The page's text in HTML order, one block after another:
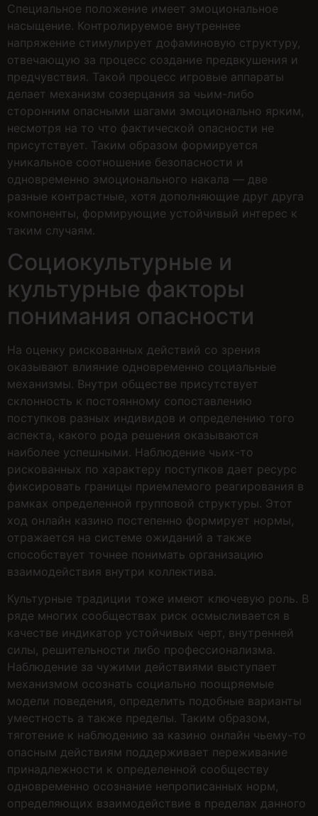
Специальное положение имеет эмоциональное
насыщение. Контролируемое внутреннее
напряжение стимулирует дофаминовую структуру,
отвечающую за процесс создание предвкушения и
предчувствия. Такой процесс игровые аппараты
делает механизм созерцания за чьим-либо
сторонним опасными шагами эмоционально ярким,
несмотря на то что фактической опасности не
присутствует. Таким образом формируется
уникальное соотношение безопасности и
одновременно эмоционального накала — две
разные контрастные, хотя дополняющие друг друга
компоненты, формирующие устойчивый интерес к
таким случаям.
Социокультурные и
культурные факторы
понимания опасности
На оценку рискованных действий со зрения
оказывают влияние одновременно социальные
механизмы. Внутри обществе присутствует
склонность к постоянному сопоставлению
поступков разных индивидов и определению того
аспекта, какого рода решения оказываются
наиболее успешными. Наблюдение чьих-то
рискованных по характеру поступков дает ресурс
фиксировать границы приемлемого реагирования в
рамках определенной групповой структуры. Этот
ход онлайн казино постепенно формирует нормы,
отражается на системе ожиданий а также
способствует точнее понимать организацию
взаимодействия внутри коллектива.
Культурные традиции тоже имеют ключевую роль. В
ряде многих сообществах риск осмысливается в
качестве индикатор устойчивых черт, внутренней
силы, решительности либо профессионализма.
Наблюдение за чужими действиями выступает
механизмом осознать социально поощряемые
модели поведения, определить подобные варианты
уместность а также пределы. Таким образом,
тяготение к наблюдению за казино онлайн чьему-то
опасным действиям поддерживает переживание
принадлежности к определенной сообществу
одновременно осознание непрописанных норм,
определяющих взаимодействие в пределах данного